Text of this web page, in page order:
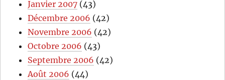
Janvier 2007 (43)
Décembre 2006 (42)
Novembre 2006 (42)
Octobre 2006 (43)
Septembre 2006 (42)
Août 2006 (44)